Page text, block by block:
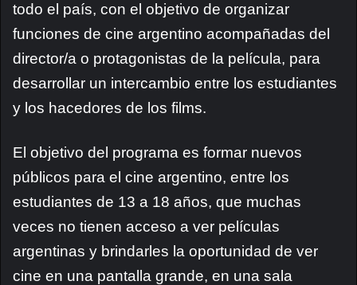
todo el país, con el objetivo de organizar
funciones de cine argentino acompañadas del
director/a o protagonistas de la película, para
desarrollar un intercambio entre los estudiantes
y los hacedores de los films.
El objetivo del programa es formar nuevos
públicos para el cine argentino, entre los
estudiantes de 13 a 18 años, que muchas
veces no tienen acceso a ver películas
argentinas y brindarles la oportunidad de ver
cine en una pantalla grande, en una sala